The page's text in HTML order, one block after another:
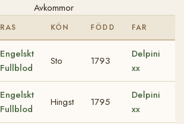
Avkommor
RAS KÖN FÖDD FAR
Engelskt
Fullblod
Sto 1793
Delpini
xx
Engelskt
Fullblod
Hingst 1795
Delpini
xx